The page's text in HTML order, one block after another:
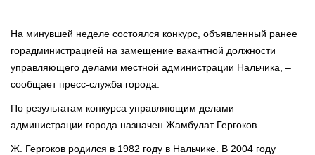
На минувшей неделе состоялся конкурс, объявленный ранее
горадминистрацией на замещение вакантной должности
управляющего делами местной администрации Нальчика, –
сообщает пресс-служба города.
По результатам конкурса управляющим делами
администрации города назначен Жамбулат Гергоков.
Ж. Гергоков родился в 1982 году в Нальчике. В 2004 году